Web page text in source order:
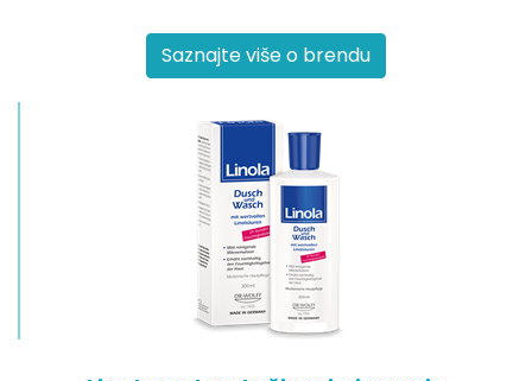
Saznajte više o brendu